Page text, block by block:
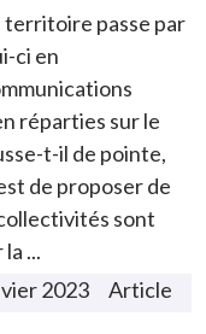
passe par
ci en
réparties sur le
t-il de pointe,
de proposer de
sont
...
2023
Article